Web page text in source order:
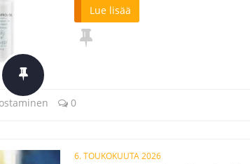
Lue lisää
0
6. TOUKOKUUTA 2026